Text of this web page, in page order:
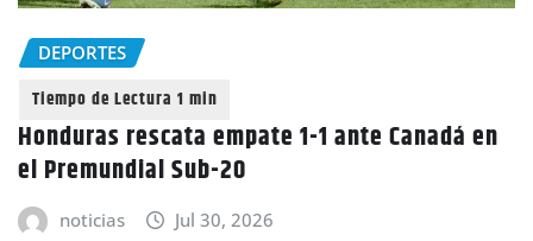
DEPORTES
Honduras rescata empate 1-1 ante Canadá en
el Premundial Sub-20
noticias Jul 30, 2026